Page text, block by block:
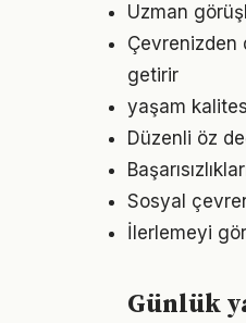
Uzman
Çevrenizden
getirir
yaşam
Düzenli öz
Sosyal
İlerlemeyi
Günlük